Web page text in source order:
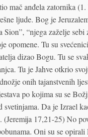
mač anđela zatornika
ljude. Bog je
“njega zaželje
opomene. Tu su
dizao Bogu. Tu se
Tu je Jahve otkrio
onih tajanstvenih
po kojima su se
Da je Izrael
17,21-25) No
Oni su se